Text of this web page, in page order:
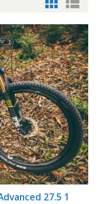
27.5 1